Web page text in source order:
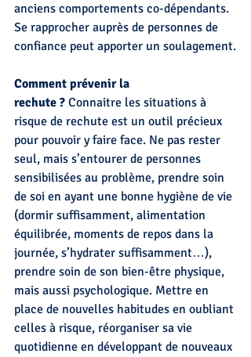
anciens comportements co-dépendants.
Se rapprocher auprès de personnes de
confiance peut apporter un soulagement.
Comment prévenir la
rechute ? Connaitre les situations à
risque de rechute est un outil précieux
pour pouvoir y faire face. Ne pas rester
seul, mais s’entourer de personnes
sensibilisées au problème, prendre soin
de soi en ayant une bonne hygiène de vie
(dormir suffisamment, alimentation
équilibrée, moments de repos dans la
journée, s’hydrater suffisamment…),
prendre soin de son bien-être physique,
mais aussi psychologique. Mettre en
place de nouvelles habitudes en oubliant
celles à risque, réorganiser sa vie
quotidienne en développant de nouveaux